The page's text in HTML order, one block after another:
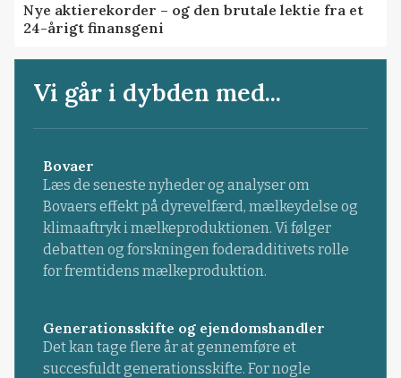
Nye aktierekorder – og den brutale lektie fra et
24-årigt finansgeni
Vi går i dybden med...
Bovaer
Læs de seneste nyheder og analyser om
Bovaers effekt på dyrevelfærd, mælkeydelse og
klimaaftryk i mælkeproduktionen. Vi følger
debatten og forskningen foderadditivets rolle
for fremtidens mælkeproduktion.
Generationsskifte og ejendomshandler
Det kan tage flere år at gennemføre et
succesfuldt generationsskifte. For nogle